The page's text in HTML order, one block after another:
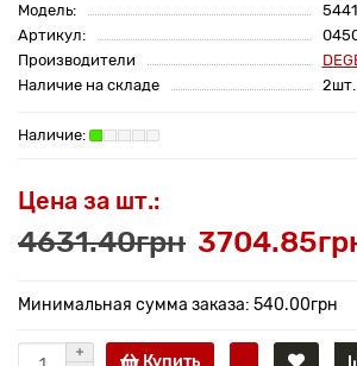
Модель:
Артикул:
Производители
Наличие на складе
2шт.
Цена за шт.:
4631.40грн
Минимальная сумма заказа: 540.00грн